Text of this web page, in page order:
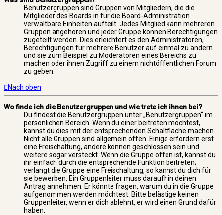
Benutzergruppen sind Gruppen von Mitgliedern, die die
Mitglieder des Boards in für die Board-Administration
verwaltbare Einheiten aufteilt. Jedes Mitglied kann mehreren
Gruppen angehören und jeder Gruppe können Berechtigungen
zugeteilt werden. Dies erleichtert es den Administratoren,
Berechtigungen für mehrere Benutzer auf einmal zu ändern
und sie zum Beispiel zu Moderatoren eines Bereichs zu
machen oder ihnen Zugriff zu einem nichtöffentlichen Forum
zu geben.
Nach oben
Wo finde ich die Benutzergruppen und wie trete ich ihnen bei?
Du findest die Benutzergruppen unter „Benutzergruppen“ im
persönlichen Bereich. Wenn du einer beitreten möchtest,
kannst du dies mit der entsprechenden Schaltfläche machen.
Nicht alle Gruppen sind allgemein offen. Einige erfordern erst
eine Freischaltung, andere können geschlossen sein und
weitere sogar versteckt. Wenn die Gruppe offen ist, kannst du
ihr einfach durch die entsprechende Funktion beitreten;
verlangt die Gruppe eine Freischaltung, so kannst du dich für
sie bewerben. Ein Gruppenleiter muss daraufhin deinen
Antrag annehmen. Er könnte fragen, warum du in die Gruppe
aufgenommen werden möchtest. Bitte belästige keinen
Gruppenleiter, wenn er dich ablehnt, er wird einen Grund dafür
haben.